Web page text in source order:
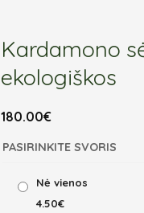
Kardamono
ekologiškos
180.00€
PASIRINKITE SVORIS
Nė vienos
4.50€